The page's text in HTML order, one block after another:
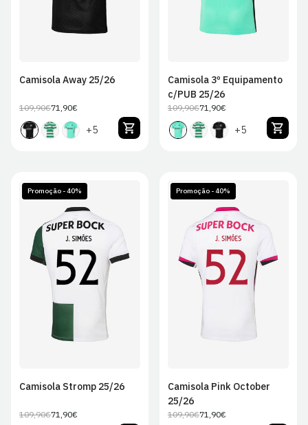
Camisola Away 25/26
Preço
regular
109,90€Preço
de
venda
71,90€
+5
Camisola 3º Equipamento
c/PUB 25/26
Preço
regular
109,90€Preço
de
venda
71,90€
+5
Promoção - 40%
S M L XL
2XL
Camisola Stromp 25/26
Preço
109,90€Preço
71,90€
Promoção - 40%
L XL
2XL
Camisola Pink October
25/26
Preço
109,90€Preço
71,90€